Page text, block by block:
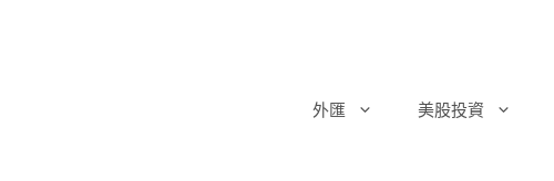
外匯 美股投資